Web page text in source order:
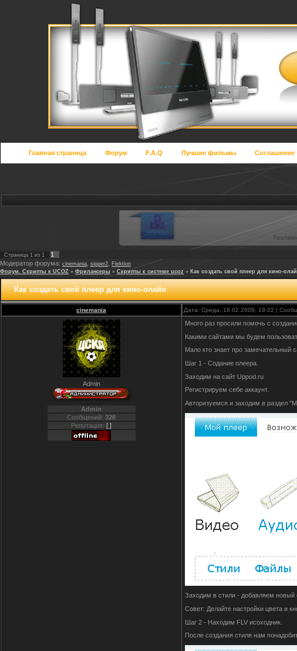
Главная страница Форум F.A.Q Лучшие фильмы Соглашение
Страница 1 из 1
1
Модератор форума: cinemania sipper2
Flektion
Форум. Скрипты к UCOZ » Фрилансеры » Скрипты к системе ucoz » Как создать свой плеер для кино-
Как создать свой плеер для кино-олайн
cinemania Дата: Среда, 18.02.2009, 19:22 |
Admin
Admin
Сообщений: 328
Репутация: [ ]
Много раз просили помочь с
Какими сайтами мы будем
Мало кто знает про замечательный
Шаг 1 - Содание плеера.
Заходим на сайт Uppod.ru
Регистрируем себе аккаунт.
Авторизуемся и заходим в раздел
Заходим в стили - добавляем новый
Совет: Делайте настройки цвета и
Шаг 2 - Находим FLV исоходник.
После создания стиля нам